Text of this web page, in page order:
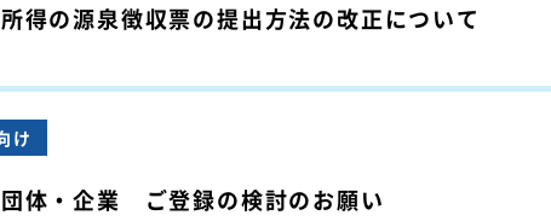
得の源泉徴収票の提出方法の改正について
け
体・企業 ご登録の検討のお願い